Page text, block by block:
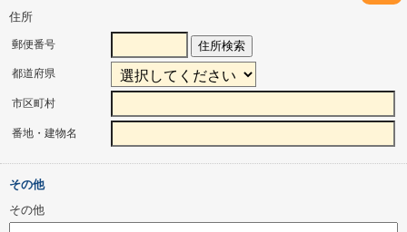
住所
郵便番号 住所検索
都道府県
市区町村
番地・建物名
その他
その他